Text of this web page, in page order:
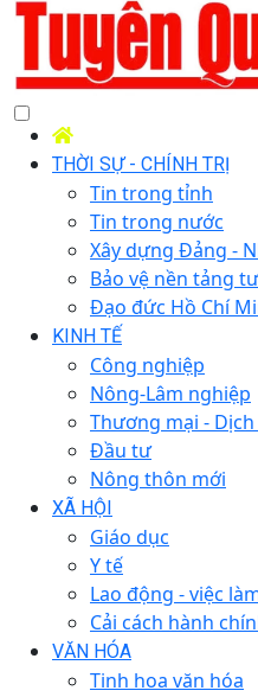
THỜI SỰ - CHÍNH TRỊ
Tin trong tỉnh
Tin trong nước
Xây dựng Đảng -
Bảo vệ nền tảng
Đạo đức Hồ Chí
KINH TẾ
Công nghiệp
Nông-Lâm nghiệp
Thương mại - Dịch
Đầu tư
Nông thôn mới
XÃ HỘI
Giáo dục
Y tế
Lao động - việc
Cải cách hành
VĂN HÓA
Tinh hoa văn hóa